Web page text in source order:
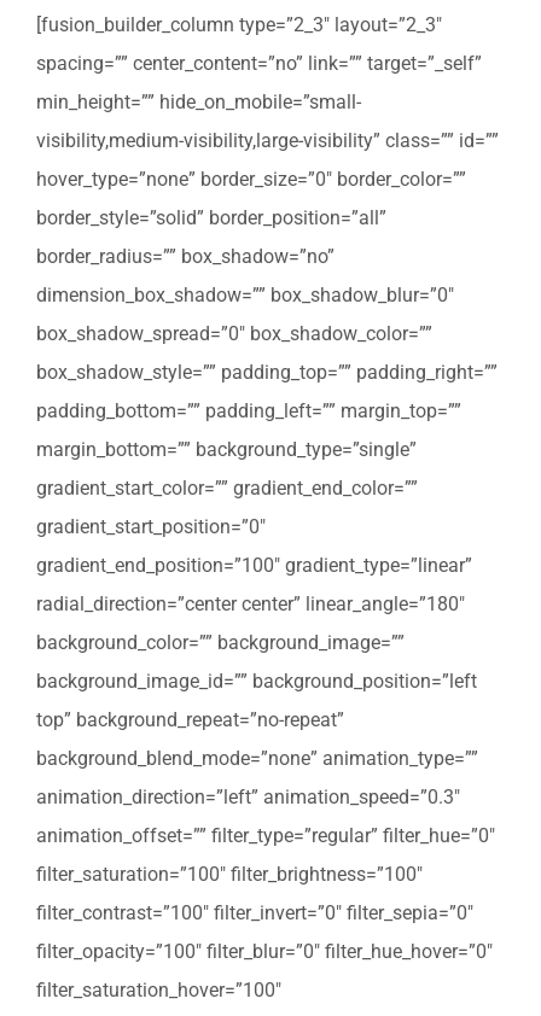
[fusion_builder_column type=”2_3″ layout=”2_3″
spacing=”” center_content=”no” link=”” target=”_self”
min_height=”” hide_on_mobile=”small-
visibility,medium-visibility,large-visibility” class=”” id=””
hover_type=”none” border_size=”0″ border_color=””
border_style=”solid” border_position=”all”
border_radius=”” box_shadow=”no”
dimension_box_shadow=”” box_shadow_blur=”0″
box_shadow_spread=”0″ box_shadow_color=””
box_shadow_style=”” padding_top=”” padding_right=””
padding_bottom=”” padding_left=”” margin_top=””
margin_bottom=”” background_type=”single”
gradient_start_color=”” gradient_end_color=””
gradient_start_position=”0″
gradient_end_position=”100″ gradient_type=”linear”
radial_direction=”center center” linear_angle=”180″
background_color=”” background_image=””
background_image_id=”” background_position=”left
top” background_repeat=”no-repeat”
background_blend_mode=”none” animation_type=””
animation_direction=”left” animation_speed=”0.3″
animation_offset=”” filter_type=”regular” filter_hue=”0″
filter_saturation=”100″ filter_brightness=”100″
filter_contrast=”100″ filter_invert=”0″ filter_sepia=”0″
filter_opacity=”100″ filter_blur=”0″ filter_hue_hover=”0″
filter_saturation_hover=”100″